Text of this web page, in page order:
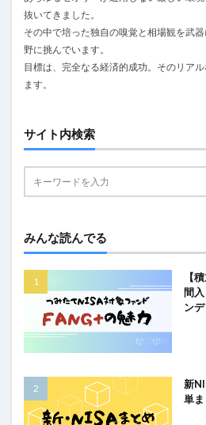
抜いてきました。
その中で培った独自の嗅覚と相場観を武
野に挑んでいます。
目標は、完全なる経済的成功。そのリア
ます。
サイト内検索
みんな読んでる
【
間
ン
新
単